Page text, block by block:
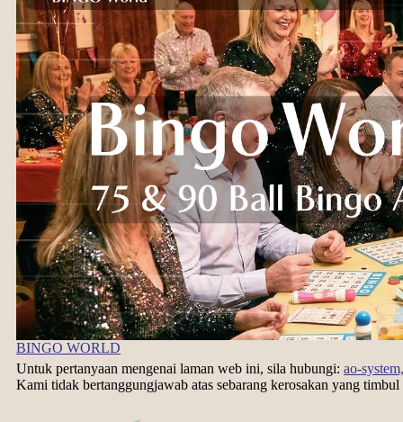
BINGO WORLD
Untuk pertanyaan mengenai laman web ini, sila hubungi: ao-
Kami tidak bertanggungjawab atas sebarang kerosakan yang